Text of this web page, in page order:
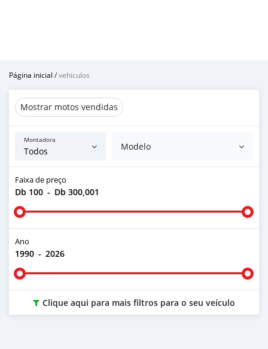
Página inicial /vehiculos
Mostrar motos vendidas
Montadora
Modelo
Faixa de preço
Db 100 - Db 300,001
Ano
1990 - 2026
Clique aqui para mais filtros para o seu veículo